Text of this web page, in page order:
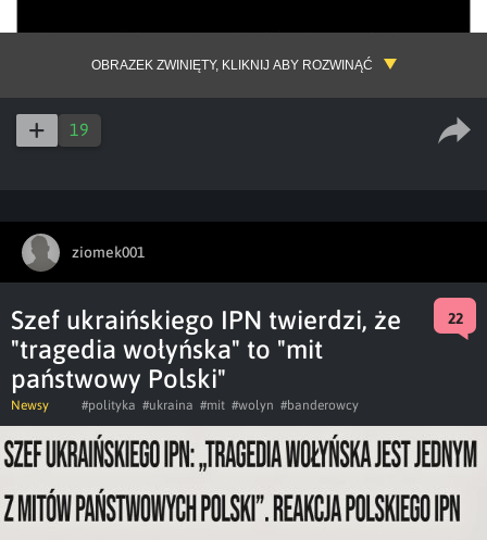
OBRAZEK ZWINIĘTY, KLIKNIJ ABY ROZWINĄĆ
19
ziomek001
Szef ukraińskiego IPN twierdzi, że
"tragedia wołyńska" to "mit
państwowy Polski"
22
Newsy #polityka #ukraina #mit #wolyn #banderowcy